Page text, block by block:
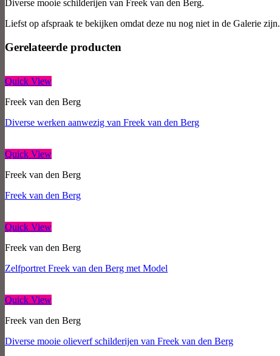
Diverse mooie schilderijen van Freek van den Berg.
Liefst op afspraak te bekijken omdat deze nu nog niet in de Galerie zijn.
Gerelateerde producten
Quick View
Freek van den Berg
Diverse werken aanwezig van Freek van den Berg
Quick View
Freek van den Berg
Freek van den Berg
Quick View
Freek van den Berg
Zelfportret Freek van den Berg met Model
Quick View
Freek van den Berg
Diverse mooie olieverf schilderijen van Freek van den Berg